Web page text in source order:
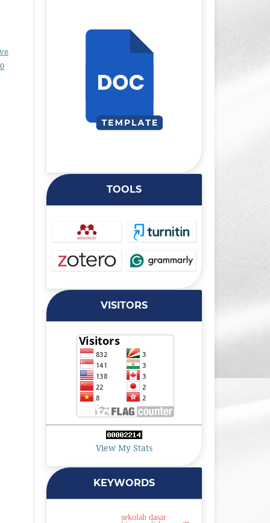
TOOLS
VISITORS
View My Stats
KEYWORDS
sekolah dasar